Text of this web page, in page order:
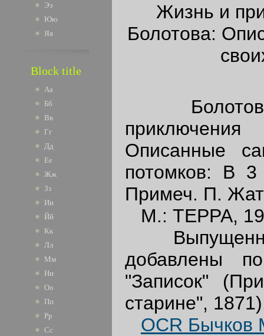
Ээ
Юю
Яя
Block title
Аа
Бб
Вв
Гг
Дд
Ее
Жж
Зз
Ии
Йй
Кк
Лл
Мм
Нн
Оо
Пп
Рр
Сс
Жизнь и
Болотова:
Описанные
потомков: В
Примеч. П.
М.: ТЕРРА,
добавлены
"Записок"
старине",
OCR Бычков